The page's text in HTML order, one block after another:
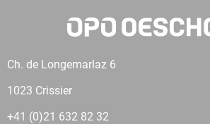
Ch. de Longemarlaz 6
1023 Crissier
+41 (0)21 632 82 32